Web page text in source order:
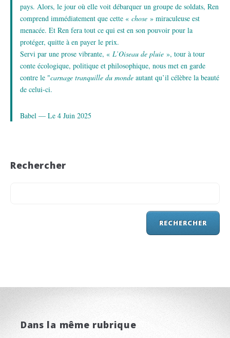
pays. Alors, le jour où elle voit débarquer un groupe de soldats, Ren
comprend immédiatement que cette « chose » miraculeuse est
menacée. Et Ren fera tout ce qui est en son pouvoir pour la
protéger, quitte à en payer le prix.
Servi par une prose vibrante, « L’Oiseau de pluie », tour à tour
conte écologique, politique et philosophique, nous met en garde
contre le "carnage tranquille du monde autant qu’il célèbre la beauté
de celui-ci.
Babel — Le 4 Juin 2025
Rechercher
Dans la même rubrique